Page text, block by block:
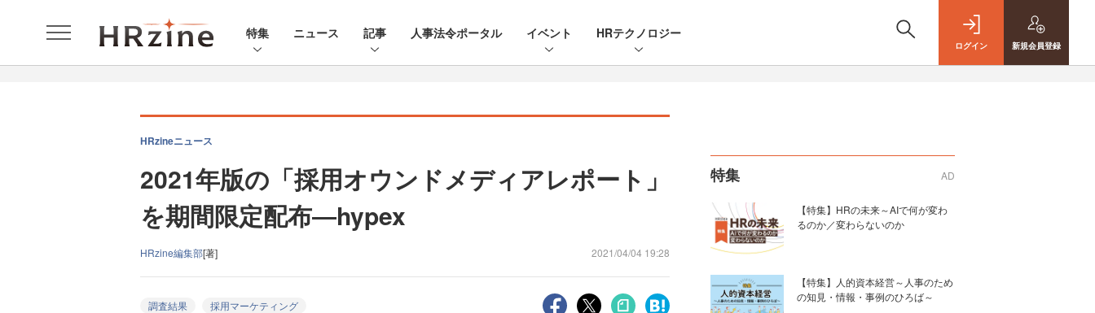
特集 ニュース 記事 人事法令ポータル イベント HRテクノロジー
ログイン 新規会員登録
HRzineニュース
2021年版の「採用オウンドメディアレポート」
を期間限定配布―hypex
HRzine編集部[著] 2021/04/04 19:28
調査結果 採用マーケティング
特集 AD
【特集】HRの未来～AIで何が変わ
るのか／変わらないのか
【特集】人的資本経営～人事のため
の知見・情報・事例のひろば～